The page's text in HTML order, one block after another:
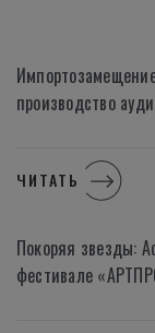
производство
ЧИТАТЬ
Покоряя звезды:
фестивале